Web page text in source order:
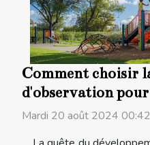
Comment choisir
d'observation
Mardi 20 août 2024 00:42